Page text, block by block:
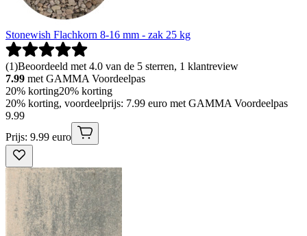
Stonewish Flachkorn 8-16 mm - zak 25 kg
(1)Beoordeeld met 4.0 van de 5 sterren, 1 klantreview
7.99 met GAMMA Voordeelpas
20% korting20% korting
20% korting, voordeelprijs: 7.99 euro met GAMMA Voordeelpas
9.99
Prijs: 9.99 euro